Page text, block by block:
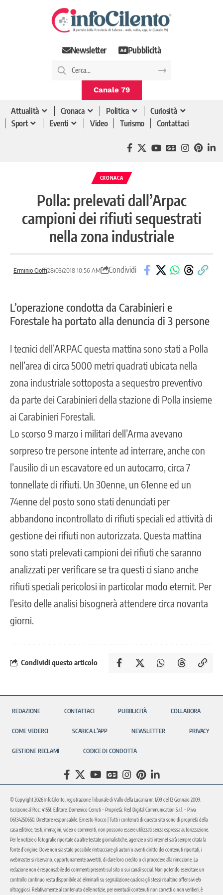
Newsletter Pubblicità
Canale 79
Attualità Cronaca Politica
Curiosità
Sport
Eventi Video Turismo Contattaci
CRONACA
Polla: prelevati dall’Arpac
campioni dei rifiuti sequestrati
nella zona industriale
Erminio Cioffi28/03/2018 10:56 AM Condividi
L’operazione condotta da Carabinieri e
Forestale ha portato alla denuncia di 3 persone
I tecnici dell’ARPAC questa mattina sono stati a Polla
nell’area di circa 5000 metri quadrati ubicata nella
zona industriale sottoposta a sequestro preventivo
da parte dei Carabinieri della stazione di Polla insieme
ai Carabinieri Forestali.
Lo scorso 9 marzo i militari dell’Arma avevano
sorpreso tre persone intente ad interrare, anche con
l’ausilio di un escavatore ed un autocarro, circa 7
tonnellate di rifiuti. Un 30enne, un 61enne ed un
74enne del posto sono stati denunciati per
abbandono incontrollato di rifiuti speciali ed attività di
gestione dei rifiuti non autorizzata. Questa mattina
sono stati prelevati campioni dei rifiuti che saranno
analizzati per verificare se tra questi ci siano anche
rifiuti speciali pericolosi in particolar modo eternit. Per
l’esito delle analisi bisognerà attendere circa novanta
giorni.
Condividi questo articolo
REDAZIONE CONTATTACI PUBBLICITÀ COLLABORA
COME VEDERCI SCARICA L’APP NEWSLETTER PRIVACY
GESTIONE RECLAMI CODICE DI CONDOTTA
© Copyright 2026 InfoCilento, registrazione Tribunale di Vallo della Lucania nr. 1/09 del 12 Gennaio 2009.
Iscrizione al Roc: 41551. Editore: Domenico Cerruti – Proprietà: Red Digital Communication S.r.l. – P.iva
06134250650. Direttore responsabile: Ernesto Rocco | Tutti i contenuti di questo sito sono di proprietà della
casa editrice, testi, immagini, video o commenti, non possono essere utilizzati senza espressa autorizzazione.
Per le notizie o fotografie riportate da altre testate giornalistiche, agenzie o siti internet sarà sempre citata la
fonte d’origine. Dove non sia stato possibile rintracciare gli autori o aventi diritto dei contenuti riportati, i
webmaster si riservano, opportunamente avvertiti, di dare loro credito o di procedere alla rimozione. La
redazione non è responsabile dei commenti presenti sul sito o sui canali social. Non potendo esercitare un
controllo continuo resta disponibile ad eliminarli su segnalazione qualora gli stessi risultino offensivi e/o
oltraggiosi. Relativamente al contenuto delle notizie, per eventuali contenuti non corretti o non veritieri, è